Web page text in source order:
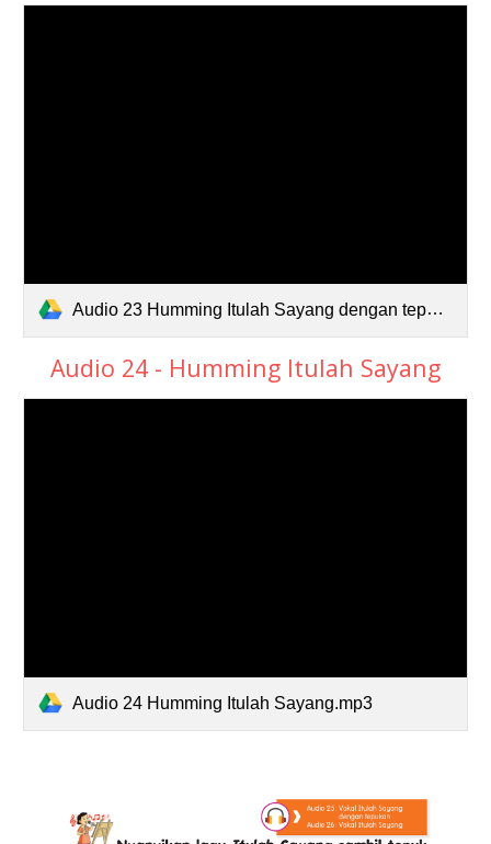
Audio 23 Humming Itulah Sayang dengan tepukan.mp3
Audio 24 - Humming Itulah Sayang
Audio 24 Humming Itulah Sayang.mp3